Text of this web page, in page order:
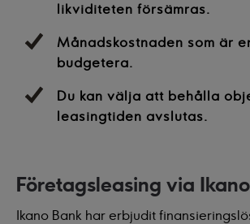
likviditeten försämras.
Månadskostnaden som är
budgetera.
Du kan välja att behålla
leasingtiden avslutas.
Företagsleasing via
Ikano Bank har erbjudit